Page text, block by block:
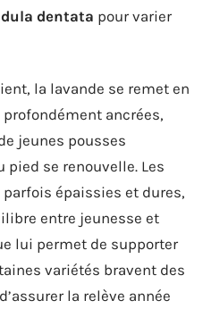
dentata pour varier
la lavande se remet en
ancrées,
jeunes pousses
se renouvelle. Les
épaissies et dures,
entre jeunesse et
lui permet de supporter
variétés bravent des
la relève année